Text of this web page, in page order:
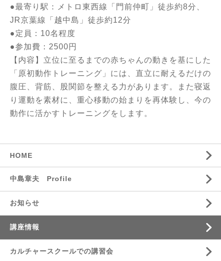
●最寄り駅：メトロ東西線「門前仲町」徒歩約8分、
JR京葉線「越中島」徒歩約12分
●定員：10名程度
●参加費：2500円
【内容】 立位に至るまでの赤ちゃんの動きを基にした
「原初動作トレーニング」には、直立に耐えるだけの
腹圧、背筋、股関節を整える力があります。また寝返
り運動を素材に、重心移動の始まりを再体験し、今の
動作に活かすトレーニングをします。
HOME
中島章夫 Profile
お知らせ
講座情報
カルチャースクールでの講習会